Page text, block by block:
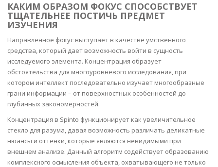
КАКИМ ОБРАЗОМ ФОКУС СПОСОБСТВУЕТ
ТЩАТЕЛЬНЕЕ ПОСТИЧЬ ПРЕДМЕТ
ИЗУЧЕНИЯ
Направленное фокус выступает в качестве умственного
средства, который дает возможность войти в сущность
исследуемого элемента. Концентрация образует
обстоятельства для многоуровневого исследования, при
котором интеллект последовательно изучает многообразные
грани информации – от поверхностных особенностей до
глубинных закономерностей.
Концентрация в Spinto функционирует как увеличительное
стекло для разума, давая возможность различать деликатные
нюансы и оттенки, которые являются невидимыми при
внешнем анализе. Данный алгоритм содействует образованию
комплексного осмысления объекта, охватывающего не только